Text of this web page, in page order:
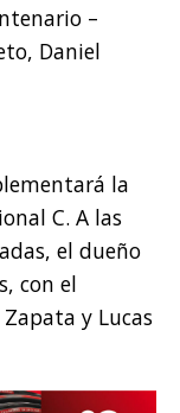
–
Daniel
la
C. A las
el dueño
con el
y Lucas